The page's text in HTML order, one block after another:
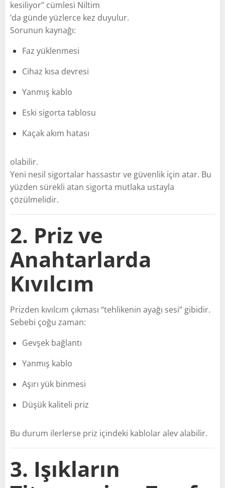
kesiliyor” cümlesi Niltim
’da günde yüzlerce kez duyulur.
Sorunun kaynağı:
Faz yüklenmesi
Cihaz kısa devresi
Yanmış kablo
Eski sigorta tablosu
Kaçak akım hatası
olabilir.
Yeni nesil sigortalar hassastır ve güvenlik için atar. Bu
yüzden sürekli atan sigorta mutlaka ustayla
çözülmelidir.
2. Priz ve
Anahtarlarda
Kıvılcım
Prizden kıvılcım çıkması “tehlikenin ayağı sesi” gibidir.
Sebebi çoğu zaman:
Gevşek bağlantı
Yanmış kablo
Aşırı yük binmesi
Düşük kaliteli priz
Bu durum ilerlerse priz içindeki kablolar alev alabilir.
3. Işıkların